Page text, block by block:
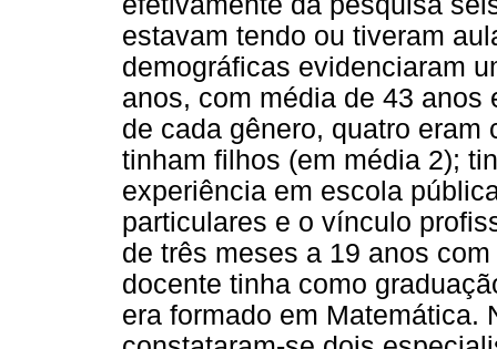
estavam tendo ou tiveram
demográficas evidenciaram
anos, com média de 43 anos
de cada gênero, quatro
tinham filhos (em média 2);
experiência em escola
particulares e o vínculo
de três meses a 19 anos
docente tinha como
era formado em Matemática.